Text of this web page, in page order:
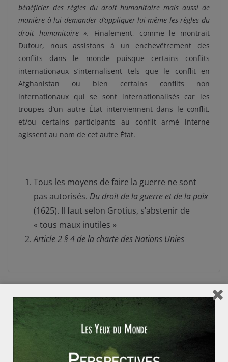
bénéficier des règles du droit humanitaire mais aussi de
manière à lui demander d’appliquer lui-même les règles du
droit humanitaire ». Finalement, comme le montrait
Dufour, nous assistons à un enchevêtrement des
conflits dans le monde puisque certains conflits
internationaux s’internalisent tels que le conflit en
Afghanistan ou bien certains conflits non
internationaux qui se sont internationalisés car les
troupes d’un autre État interviennent dans le conflit,
et/ou certains participants au conflit armé interne
agissent au nom de cet autre État.
Tous les moyens de faire la guerre ne sont
pas autorisés. Du droit de la guerre et de la paix
(1625). Il faut selon Grotius, s’abstenir de
« tous maux inutiles »
Article 2 § 4 de la charte des Nations Unies
La Révolution énergétique cubaine : quelle indépend